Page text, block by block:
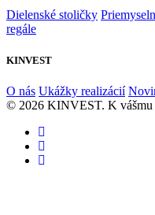
Dielenské stoličky
regále
KINVEST
O nás Ukážky realizácií
© 2026 KINVEST. K vášmu